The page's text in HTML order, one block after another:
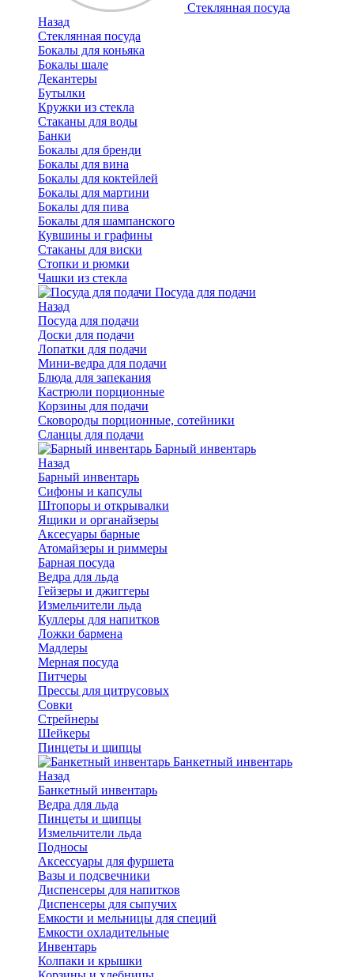
Стеклянная посуда
Назад
Стеклянная посуда
Бокалы для коньяка
Бокалы шале
Декантеры
Бутылки
Кружки из стекла
Стаканы для воды
Банки
Бокалы для бренди
Бокалы для вина
Бокалы для коктейлей
Бокалы для мартини
Бокалы для пива
Бокалы для шампанского
Кувшины и графины
Стаканы для виски
Стопки и рюмки
Чашки из стекла
Посуда для подачи
Назад
Посуда для подачи
Доски для подачи
Лопатки для подачи
Мини-ведра для подачи
Блюда для запекания
Кастрюли порционные
Корзины для подачи
Сковороды порционные, сотейники
Сланцы для подачи
Барный инвентарь
Назад
Барный инвентарь
Сифоны и капсулы
Штопоры и открывалки
Ящики и органайзеры
Аксесуары барные
Атомайзеры и риммеры
Барная посуда
Ведра для льда
Гейзеры и джиггеры
Измельчители льда
Куллеры для напитков
Ложки бармена
Мадлеры
Мерная посуда
Питчеры
Прессы для цитрусовых
Совки
Стрейнеры
Шейкеры
Пинцеты и щипцы
Банкетный инвентарь
Назад
Банкетный инвентарь
Ведра для льда
Пинцеты и щипцы
Измельчители льда
Подносы
Аксессуары для фуршета
Вазы и подсвечники
Диспенсеры для напитков
Диспенсеры для сыпучих
Емкости и мельницы для специй
Емкости охладительные
Инвентарь
Колпаки и крышки